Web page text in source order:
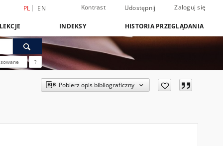
PL EN Kontrast Udostępnij Zaloguj się
INDEKSY HISTORIA PRZEGLĄDANIA
?
Pobierz opis bibliograficzny